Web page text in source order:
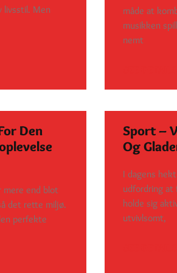
livsstil. Men
måde at
musikken
nemt
Den
end blot
det rette miljø.
perfekte
Sport –
Og
I dagens
udfordring
holde sig
utvivlsomt,